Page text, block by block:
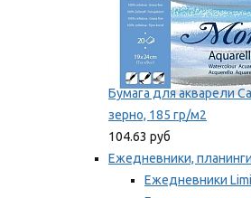
Бумага для акварели
зерно, 185 гр/м2
104.63 руб
Ежедневники, планинги
Ежедневники